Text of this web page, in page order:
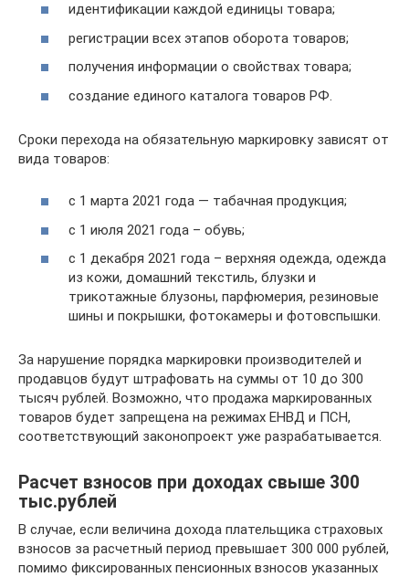
идентификации каждой единицы товара;
регистрации всех этапов оборота товаров;
получения информации о свойствах товара;
создание единого каталога товаров РФ.
Сроки перехода на обязательную маркировку зависят от
вида товаров:
с 1 марта 2021 года — табачная продукция;
с 1 июля 2021 года – обувь;
с 1 декабря 2021 года – верхняя одежда, одежда
из кожи, домашний текстиль, блузки и
трикотажные блузоны, парфюмерия, резиновые
шины и покрышки, фотокамеры и фотовспышки.
За нарушение порядка маркировки производителей и
продавцов будут штрафовать на суммы от 10 до 300
тысяч рублей. Возможно, что продажа маркированных
товаров будет запрещена на режимах ЕНВД и ПСН,
соответствующий законопроект уже разрабатывается.
Расчет взносов при доходах свыше 300
тыс.рублей
В случае, если величина дохода плательщика страховых
взносов за расчетный период превышает 300 000 рублей,
помимо фиксированных пенсионных взносов указанных